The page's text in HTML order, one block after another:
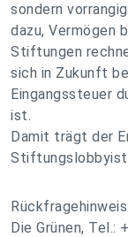
sondern vorrangig
dazu, Vermögen
Stiftungen
sich in Zukunft
Eingangssteuer
ist.
Damit trägt der
Rückfragehinweis:
Die Grünen, Tel.: